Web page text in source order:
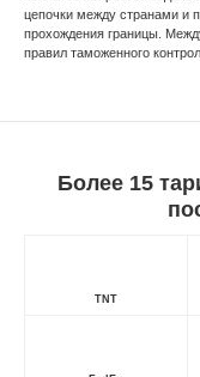
цепочки между странами и
прохождения границы.
правил таможенного
Более 15
TNT